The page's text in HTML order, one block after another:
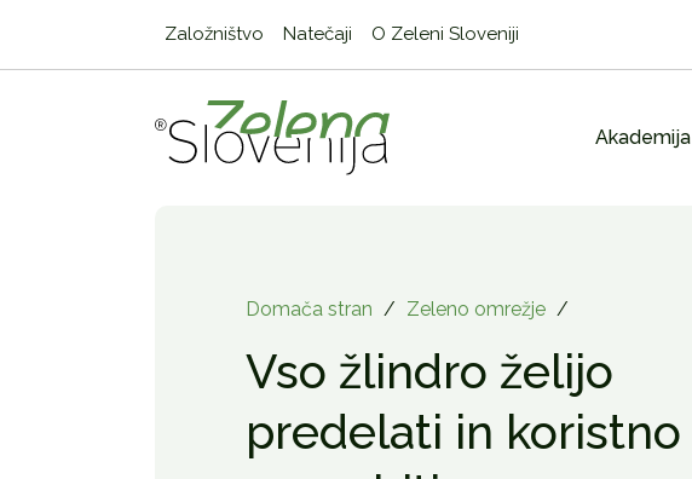
Založništvo Natečaji O Zeleni Sloveniji
Akademija
Domača stran / Zeleno omrežje /
Vso žlindro želijo
predelati in koristno